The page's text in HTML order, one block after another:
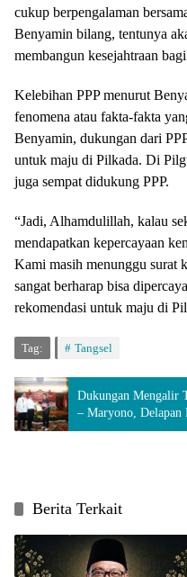
cukup berpengalaman
Benyamin bilang, tentunya
membangun kesejahtraan
Kelebihan PPP menurut
fenomena atau fakta-fakta
Benyamin, dukungan dari
untuk maju di Pilkada. Di
juga sempat didukung PPP.
“Jadi, Alhamdulillah, kalau
mendapatkan kepercayaan
Kami masih menunggu surat
sangat berharap bisa
rekomendasi untuk maju di
Tag: Tangsel
Dukungan Mengalir
– Maryono, Delapan
Deklarasi
Berita Terkait